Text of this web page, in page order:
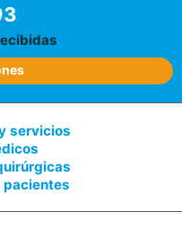
servicios
pacientes